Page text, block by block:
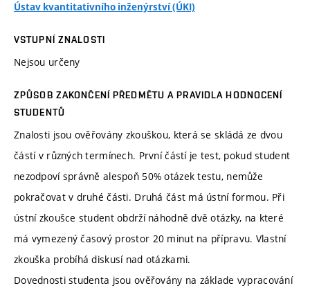
Ústav kvantitativního inženýrství (ÚKI)
VSTUPNÍ ZNALOSTI
Nejsou určeny
ZPŮSOB ZAKONČENÍ PŘEDMĚTU A PRAVIDLA HODNOCENÍ
STUDENTŮ
Znalosti jsou ověřovány zkouškou, která se skládá ze dvou
částí v různých termínech. První částí je test, pokud student
nezodpoví správně alespoň 50% otázek testu, nemůže
pokračovat v druhé části. Druhá část má ústní formou. Při
ústní zkoušce student obdrží náhodně dvě otázky, na které
má vymezený časový prostor 20 minut na přípravu. Vlastní
zkouška probíhá diskusí nad otázkami.
Dovednosti studenta jsou ověřovány na základe vypracování